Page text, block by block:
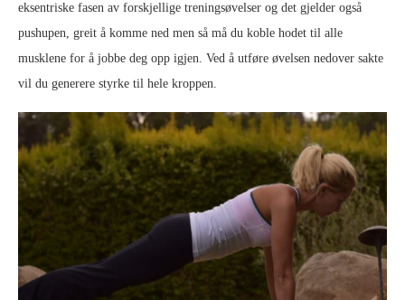
eksentriske fasen av forskjellige treningsøvelser og det gjelder også
pushupen, greit å komme ned men så må du koble hodet til alle
musklene for å jobbe deg opp igjen. Ved å utføre øvelsen nedover sakte
vil du generere styrke til hele kroppen.